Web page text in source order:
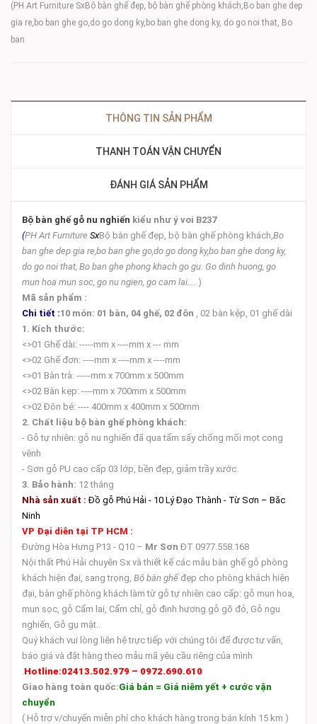
(PH Art Furniture SxBộ bàn ghế đẹp, bộ bàn ghế phòng khách,Bo ban ghe dep
gia re,bo ban ghe go,do go dong ky,bo ban ghe dong ky, do go noi that, Bo
ban
THÔNG TIN SẢN PHẨM
THANH TOÁN VẬN CHUYỂN
ĐÁNH GIÁ SẢN PHẨM
Bộ bàn ghế gỗ nu nghiến kiểu như ý voi B237
(PH Art Furniture SxBộ bàn ghế đẹp, bộ bàn ghế phòng khách,Bo
ban ghe dep gia re,bo ban ghe go,do go dong ky,bo ban ghe dong ky,
do go noi that, Bo ban ghe phong khach go gu. Go dinh huong, go
mun hoa mun soc, go nu ngien, go cam lai…..)
Mã sản phẩm :
Chi tiết :10 món: 01 bàn, 04 ghế, 02 đôn , 02 bàn kệp, 01 ghế dài
1. Kích thước:
<>01 Ghế dài: -----mm x ----mm x --- mm
<>02 Ghế đơn: ----mm x ----mm x ----mm
<>01 Bàn trà: -----mm x 700mm x 500mm
<>02 Bàn kẹp: ----mm x 700mm x 500mm
<>02 Đôn bé: ---- 400mm x 400mm x 500mm
2. Chất liệu bộ bàn ghế phòng khách:
- Gỗ tự nhiên: gỗ nu nghiến đã qua tẩm sấy chống mối mọt cong
vênh
- Sơn gỗ PU cao cấp 03 lớp, bền đẹp, giảm trầy xước.
3. Bảo hành: 12 tháng
Nhà sản xuất :Đồ gỗ Phú Hải - 10 Lý Đạo Thành - Từ Sơn – Băc
Ninh
VP Đại diên tại TP HCM :
Đường Hòa Hưng P13 - Q10 – Mr Sơn ĐT 0977.558.168
Nội thất Phú Hải chuyên Sx và thiết kế các mẫu bàn ghế gỗ phòng
khách hiện đại, sang trọng, Bộ bàn ghế đẹp cho phòng khách hiện
đại, bàn ghế phòng khách làmtừ gỗ tự nhiên cao cấp: gỗ mun hoa,
mun sọc, gỗ Cẩm lai, Cẩm chỉ, gỗ đinh hương.gỗ gõ đỏ, Gỗ ngu
nghiến, Gỗ gụ mật..
Quý khách vui lòng liên hệ trực tiếp với chúng tôi để được tư vấn,
báo giá và đặt hàng theo mẫu mã yêu cầu riêng của mình
.Hotline:02413.502.979 – 0972.690.610
Giao hàng toàn quốc:Giá bán = Giá niêm yết + cước vận
chuyển
( Hỗ trợ v/chuyển miễn phí cho khách hàng trong bán kính 15 km )